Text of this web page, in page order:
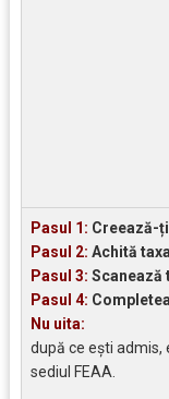
Pasul 1: Creează-
Pasul 2: Achită
Pasul 3: Scanează
Pasul 4:
Nu uita:
după ce ești admis,
sediul FEAA.